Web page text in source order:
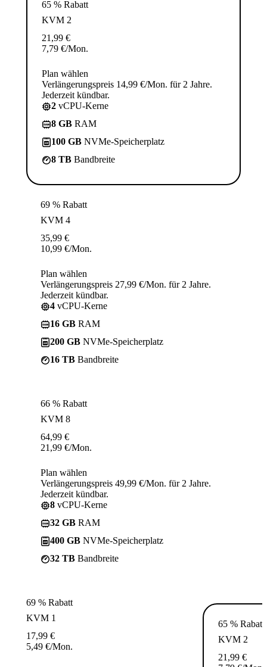
65 % Rabatt
KVM 2
21,99 €
7,79 €/Mon.
Plan wählen
Verlängerungspreis 14,99 €/Mon. für 2 Jahre.
Jederzeit kündbar.
2 vCPU-Kerne
8 GB RAM
100 GB NVMe-Speicherplatz
8 TB Bandbreite
69 % Rabatt
KVM 4
35,99 €
10,99 €/Mon.
Plan wählen
Verlängerungspreis 27,99 €/Mon. für 2 Jahre.
Jederzeit kündbar.
4 vCPU-Kerne
16 GB RAM
200 GB NVMe-Speicherplatz
16 TB Bandbreite
66 % Rabatt
KVM 8
64,99 €
21,99 €/Mon.
Plan wählen
Verlängerungspreis 49,99 €/Mon. für 2 Jahre.
Jederzeit kündbar.
8 vCPU-Kerne
32 GB RAM
400 GB NVMe-Speicherplatz
32 TB Bandbreite
69 % Rabatt
KVM 1
17,99 €
5,49 €/Mon.
65 % Rabatt
KVM 2
21,99 €